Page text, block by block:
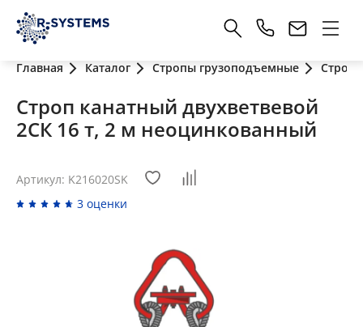
Главная Каталог Стропы грузоподъемные
Строп канатный двухветвевой
2СК 16 т, 2 м неоцинкованный
Артикул: K216020SK
3 оценки